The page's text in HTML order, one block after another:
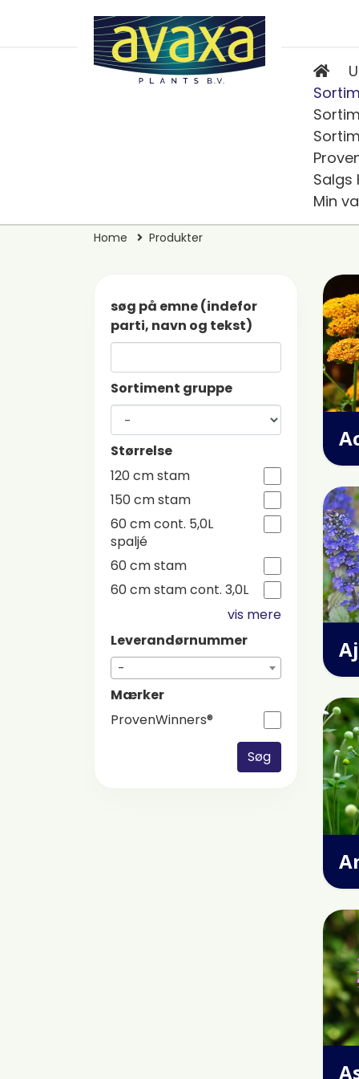
Salgs
Min
Home Produkter
søg på emne (indefor
parti, navn og tekst)
Sortiment gruppe
Størrelse
120 cm stam
150 cm stam
60 cm cont. 5,0L
spaljé
60 cm stam
60 cm stam cont. 3,0L
vis mere
Leverandørnummer
-
Mærker
ProvenWinners®
Søg